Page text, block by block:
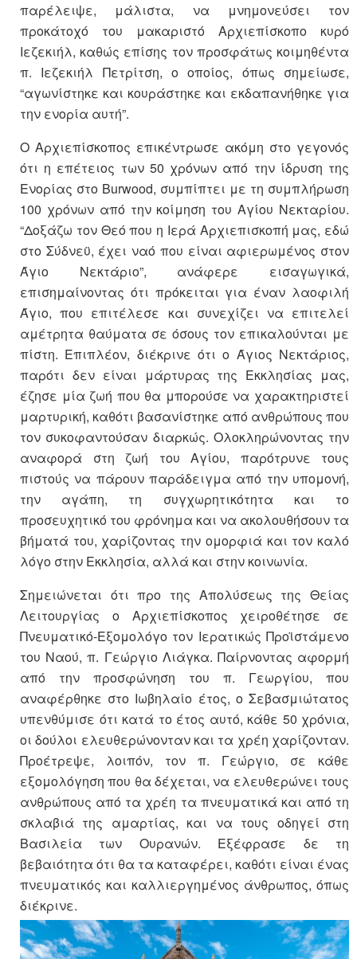
παρέλειψε, μάλιστα, να μνημονεύσει τον
προκάτοχό του μακαριστό Αρχιεπίσκοπο κυρό
Ιεζεκιήλ, καθώς επίσης τον προσφάτως κοιμηθέντα
π. Ιεζεκιήλ Πετρίτση, ο οποίος, όπως σημείωσε,
“αγωνίστηκε και κουράστηκε και εκδαπανήθηκε για
την ενορία αυτή”.
Ο Αρχιεπίσκοπος επικέντρωσε ακόμη στο γεγονός
ότι η επέτειος των 50 χρόνων από την ίδρυση της
Ενορίας στο Burwood, συμπίπτει με τη συμπλήρωση
100 χρόνων από την κοίμηση του Αγίου Νεκταρίου.
“Δοξάζω τον Θεό που η Ιερά Αρχιεπισκοπή μας, εδώ
στο Σύδνεϋ, έχει ναό που είναι αφιερωμένος στον
Άγιο Νεκτάριο”, ανάφερε εισαγωγικά,
επισημαίνοντας ότι πρόκειται για έναν λαοφιλή
Άγιο, που επιτέλεσε και συνεχίζει να επιτελεί
αμέτρητα θαύματα σε όσους τον επικαλούνται με
πίστη. Επιπλέον, διέκρινε ότι ο Άγιος Νεκτάριος,
παρότι δεν είναι μάρτυρας της Εκκλησίας μας,
έζησε μία ζωή που θα μπορούσε να χαρακτηριστεί
μαρτυρική, καθότι βασανίστηκε από ανθρώπους που
τον συκοφαντούσαν διαρκώς. Ολοκληρώνοντας την
αναφορά στη ζωή του Αγίου, παρότρυνε τους
πιστούς να πάρουν παράδειγμα από την υπομονή,
την αγάπη, τη συγχωρητικότητα και το
προσευχητικό του φρόνημα και να ακολουθήσουν τα
βήματά του, χαρίζοντας την ομορφιά και τον καλό
λόγο στην Εκκλησία, αλλά και στην κοινωνία.
Σημειώνεται ότι προ της Απολύσεως της Θείας
Λειτουργίας ο Αρχιεπίσκοπος χειροθέτησε σε
Πνευματικό-Εξομολόγο τον Ιερατικώς Προϊστάμενο
του Ναού, π. Γεώργιο Λιάγκα. Παίρνοντας αφορμή
από την προσφώνηση του π. Γεωργίου, που
αναφέρθηκε στο Ιωβηλαίο έτος, ο Σεβασμιώτατος
υπενθύμισε ότι κατά το έτος αυτό, κάθε 50 χρόνια,
οι δούλοι ελευθερώνονταν και τα χρέη χαρίζονταν.
Προέτρεψε, λοιπόν, τον π. Γεώργιο, σε κάθε
εξομολόγηση που θα δέχεται, να ελευθερώνει τους
ανθρώπους από τα χρέη τα πνευματικά και από τη
σκλαβιά της αμαρτίας, και να τους οδηγεί στη
Βασιλεία των Ουρανών. Εξέφρασε δε τη
βεβαιότητα ότι θα τα καταφέρει, καθότι είναι ένας
πνευματικός και καλλιεργημένος άνθρωπος, όπως
διέκρινε.